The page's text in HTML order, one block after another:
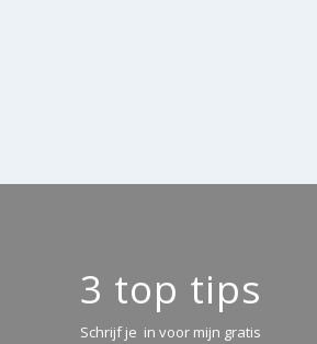
3 top tips
Schrijf je in voor mijn gratis